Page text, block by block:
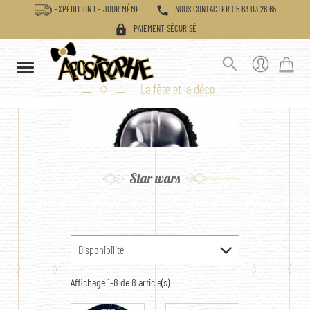
EXPÉDITION LE JOUR MÊME phone NOUS CONTACTER 05 63 03 26 65
lock PAIEMENT SÉCURISÉ

Star wars
Disponibilité
Affichage 1-8 de 8 article(s)